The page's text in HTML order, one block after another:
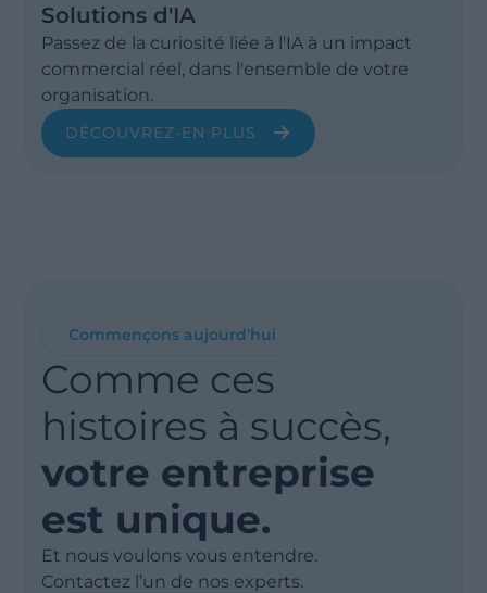
Solutions d'IA
Passez de la curiosité liée à l'IA à un impact
commercial réel, dans l'ensemble de votre
organisation.
DÉCOUVREZ-EN PLUS
Commençons aujourd'hui
Comme ces
histoires à succès,
votre entreprise
est unique.
Et nous voulons vous entendre.
Contactez l’un de nos experts.